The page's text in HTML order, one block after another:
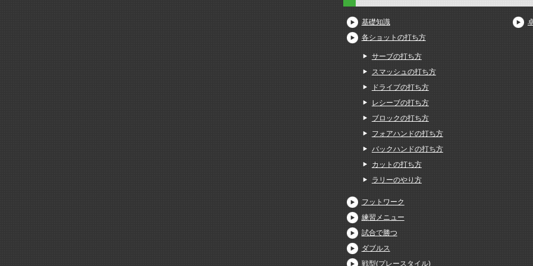
基礎知識
各ショットの打ち方
サーブの打ち方
スマッシュの打ち方
ドライブの打ち方
レシーブの打ち方
ブロックの打ち方
フォアハンドの打ち方
バックハンドの打ち方
カットの打ち方
ラリーのやり方
フットワーク
練習メニュー
試合で勝つ
ダブルス
戦型(プレースタイル)